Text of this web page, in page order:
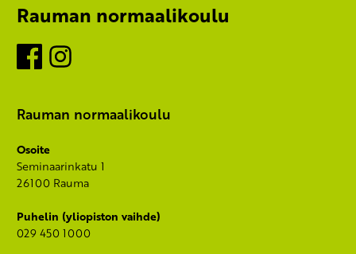
Rauman normaalikoulu
Facebook
Rauman normaalikoulu
Osoite
Seminaarinkatu 1
26100 Rauma
Puhelin (yliopiston vaihde)
029 450 1000